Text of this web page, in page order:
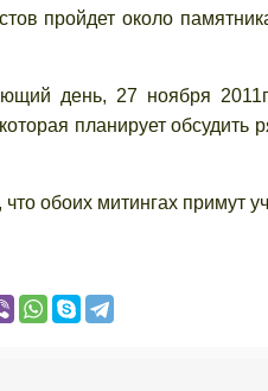
пройдет около
день, 27 ноября
планирует обсудить
обоих митингах примут